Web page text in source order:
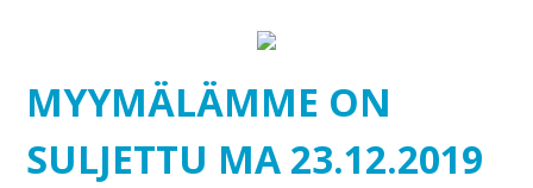
MYYMÄLÄMME ON
SULJETTU MA 23.12.2019